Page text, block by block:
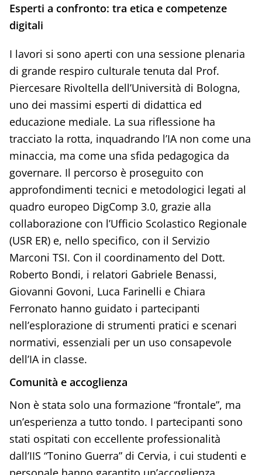
Esperti a confronto: tra etica e competenze
digitali
I lavori si sono aperti con una sessione plenaria
di grande respiro culturale tenuta dal Prof.
Piercesare Rivoltella dell’Università di Bologna,
uno dei massimi esperti di didattica ed
educazione mediale. La sua riflessione ha
tracciato la rotta, inquadrando l’IA non come una
minaccia, ma come una sfida pedagogica da
governare. Il percorso è proseguito con
approfondimenti tecnici e metodologici legati al
quadro europeo DigComp 3.0, grazie alla
collaborazione con l’Ufficio Scolastico Regionale
(USR ER) e, nello specifico, con il Servizio
Marconi TSI. Con il coordinamento del Dott.
Roberto Bondi, i relatori Gabriele Benassi,
Giovanni Govoni, Luca Farinelli e Chiara
Ferronato hanno guidato i partecipanti
nell’esplorazione di strumenti pratici e scenari
normativi, essenziali per un uso consapevole
dell’IA in classe.
Comunità e accoglienza
Non è stata solo una formazione “frontale”, ma
un’esperienza a tutto tondo. I partecipanti sono
stati ospitati con eccellente professionalità
dall’IIS “Tonino Guerra” di Cervia, i cui studenti e